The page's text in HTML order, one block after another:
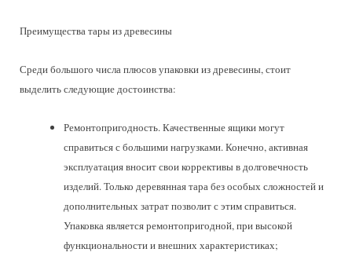
Преимущества тары из древесины
Среди большого числа плюсов упаковки из древесины, стоит
выделить следующие достоинства:
Ремонтопригодность. Качественные ящики могут
справиться с большими нагрузками. Конечно, активная
эксплуатация вносит свои коррективы в долговечность
изделий. Только деревянная тара без особых сложностей и
дополнительных затрат позволит с этим справиться.
Упаковка является ремонтопригодной, при высокой
функциональности и внешних характеристиках;